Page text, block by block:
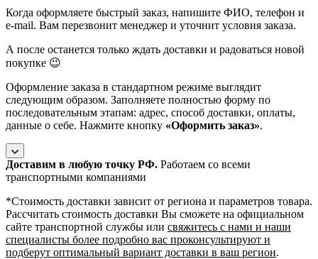
Когда оформляете быстрый заказ, напишите ФИО, телефон и
e-mail. Вам перезвонит менеджер и уточнит условия заказа.
А после останется только ждать доставки и радоваться новой
покупке 😉
Оформление заказа в стандартном режиме выглядит
следующим образом. Заполняете полностью форму по
последовательным этапам: адрес, способ доставки, оплаты,
данные о себе. Нажмите кнопку «Оформить заказ».
Доставим в любую точку РФ. Работаем со всеми
транспортными компаниями
*Cтоимость доставки зависит от региона и параметров товара.
Рассчитать стоимость доставки Вы сможете на официальном
сайте транспортной службы или свяжитесь с нами и наши
специалисты более подробно вас проконсультируют и
подберут оптимальный вариант доставки в ваш регион.